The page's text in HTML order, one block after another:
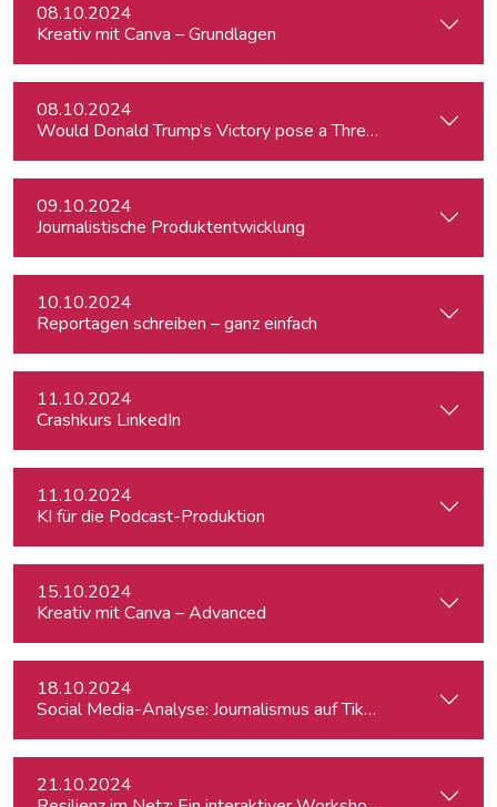
08.10.2024
Kreativ mit Canva – Grundlagen
08.10.2024
Would Donald Trump’s Victory pose a Threat to Press
09.10.2024
Journalistische Produktentwicklung
10.10.2024
Reportagen schreiben – ganz einfach
11.10.2024
Crashkurs LinkedIn
11.10.2024
KI für die Podcast-Produktion
15.10.2024
Kreativ mit Canva – Advanced
18.10.2024
Social Media-Analyse: Journalismus auf TikTok
21.10.2024